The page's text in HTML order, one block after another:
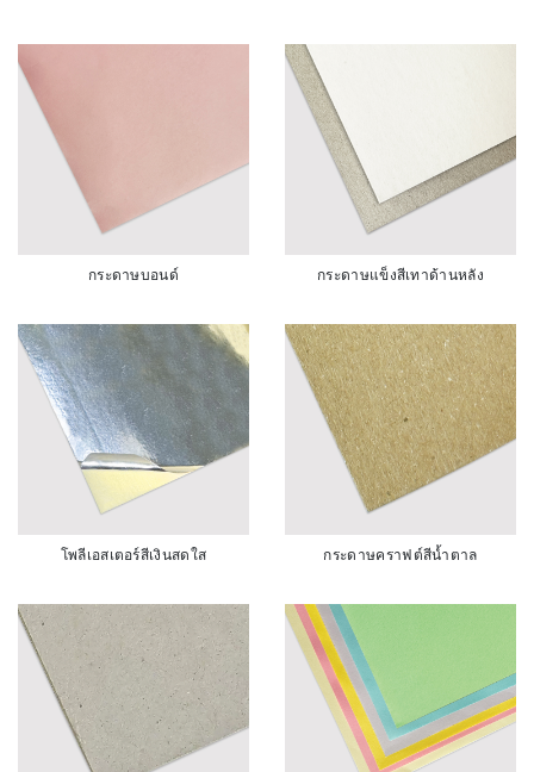
กระดาษบอนด์ กระดาษแข็งสีเทาด้านหลัง
โพลีเอสเตอร์สีเงินสดใส กระดาษคราฟต์สีน้ำตาล